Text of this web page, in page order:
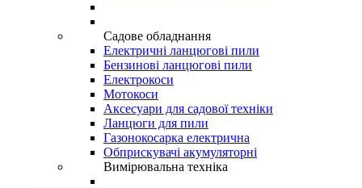
Садове обладнання
Електричні ланцюгові пили
Бензинові ланцюгові пили
Електрокоси
Мотокоси
Аксесуари для садової техніки
Ланцюги для пили
Газонокосарка електрична
Обприскувачі акумуляторні
Вимірювальна техніка